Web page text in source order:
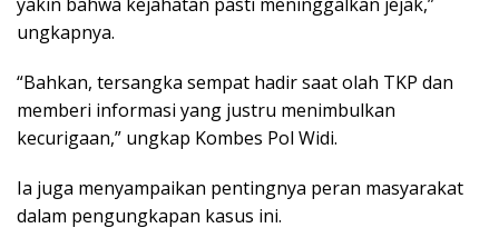
ungkapnya.
“Bahkan, tersangka sempat hadir saat olah TKP dan
memberi informasi yang justru menimbulkan
kecurigaan,” ungkap Kombes Pol Widi.
Ia juga menyampaikan pentingnya peran masyarakat
dalam pengungkapan kasus ini.